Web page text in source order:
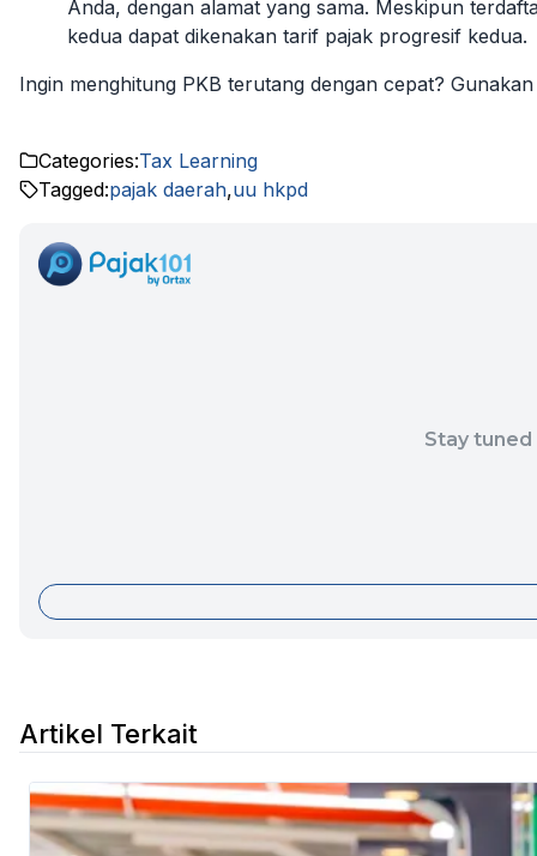
Anda, dengan alamat yang sama. Meskipun
kedua dapat dikenakan tarif pajak progresif kedua.
Ingin menghitung PKB terutang dengan cepat?
Categories:Tax Learning
Tagged:pajak daerah,uu hkpd
Stay
Artikel Terkait